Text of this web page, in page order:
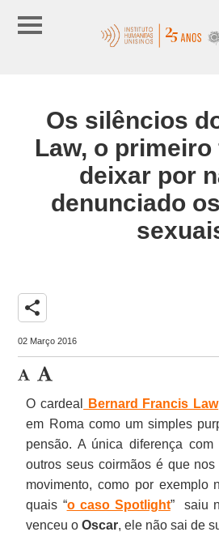
Os silêncios
Law, o
deixar por
denunciado
share
02 Março 2016
O cardeal Bernard Francis Law
em Roma como um simples
pensão. A única diferença
outros seus coirmãos é que
movimento, como por exemplo
quais “o caso Spotlight” saiu
venceu oOscar, ele não sai de